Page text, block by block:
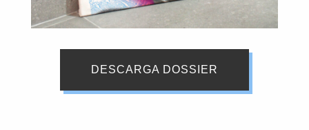
DESCARGA DOSSIER